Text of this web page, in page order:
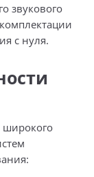
звукового
с нуля.
широкого